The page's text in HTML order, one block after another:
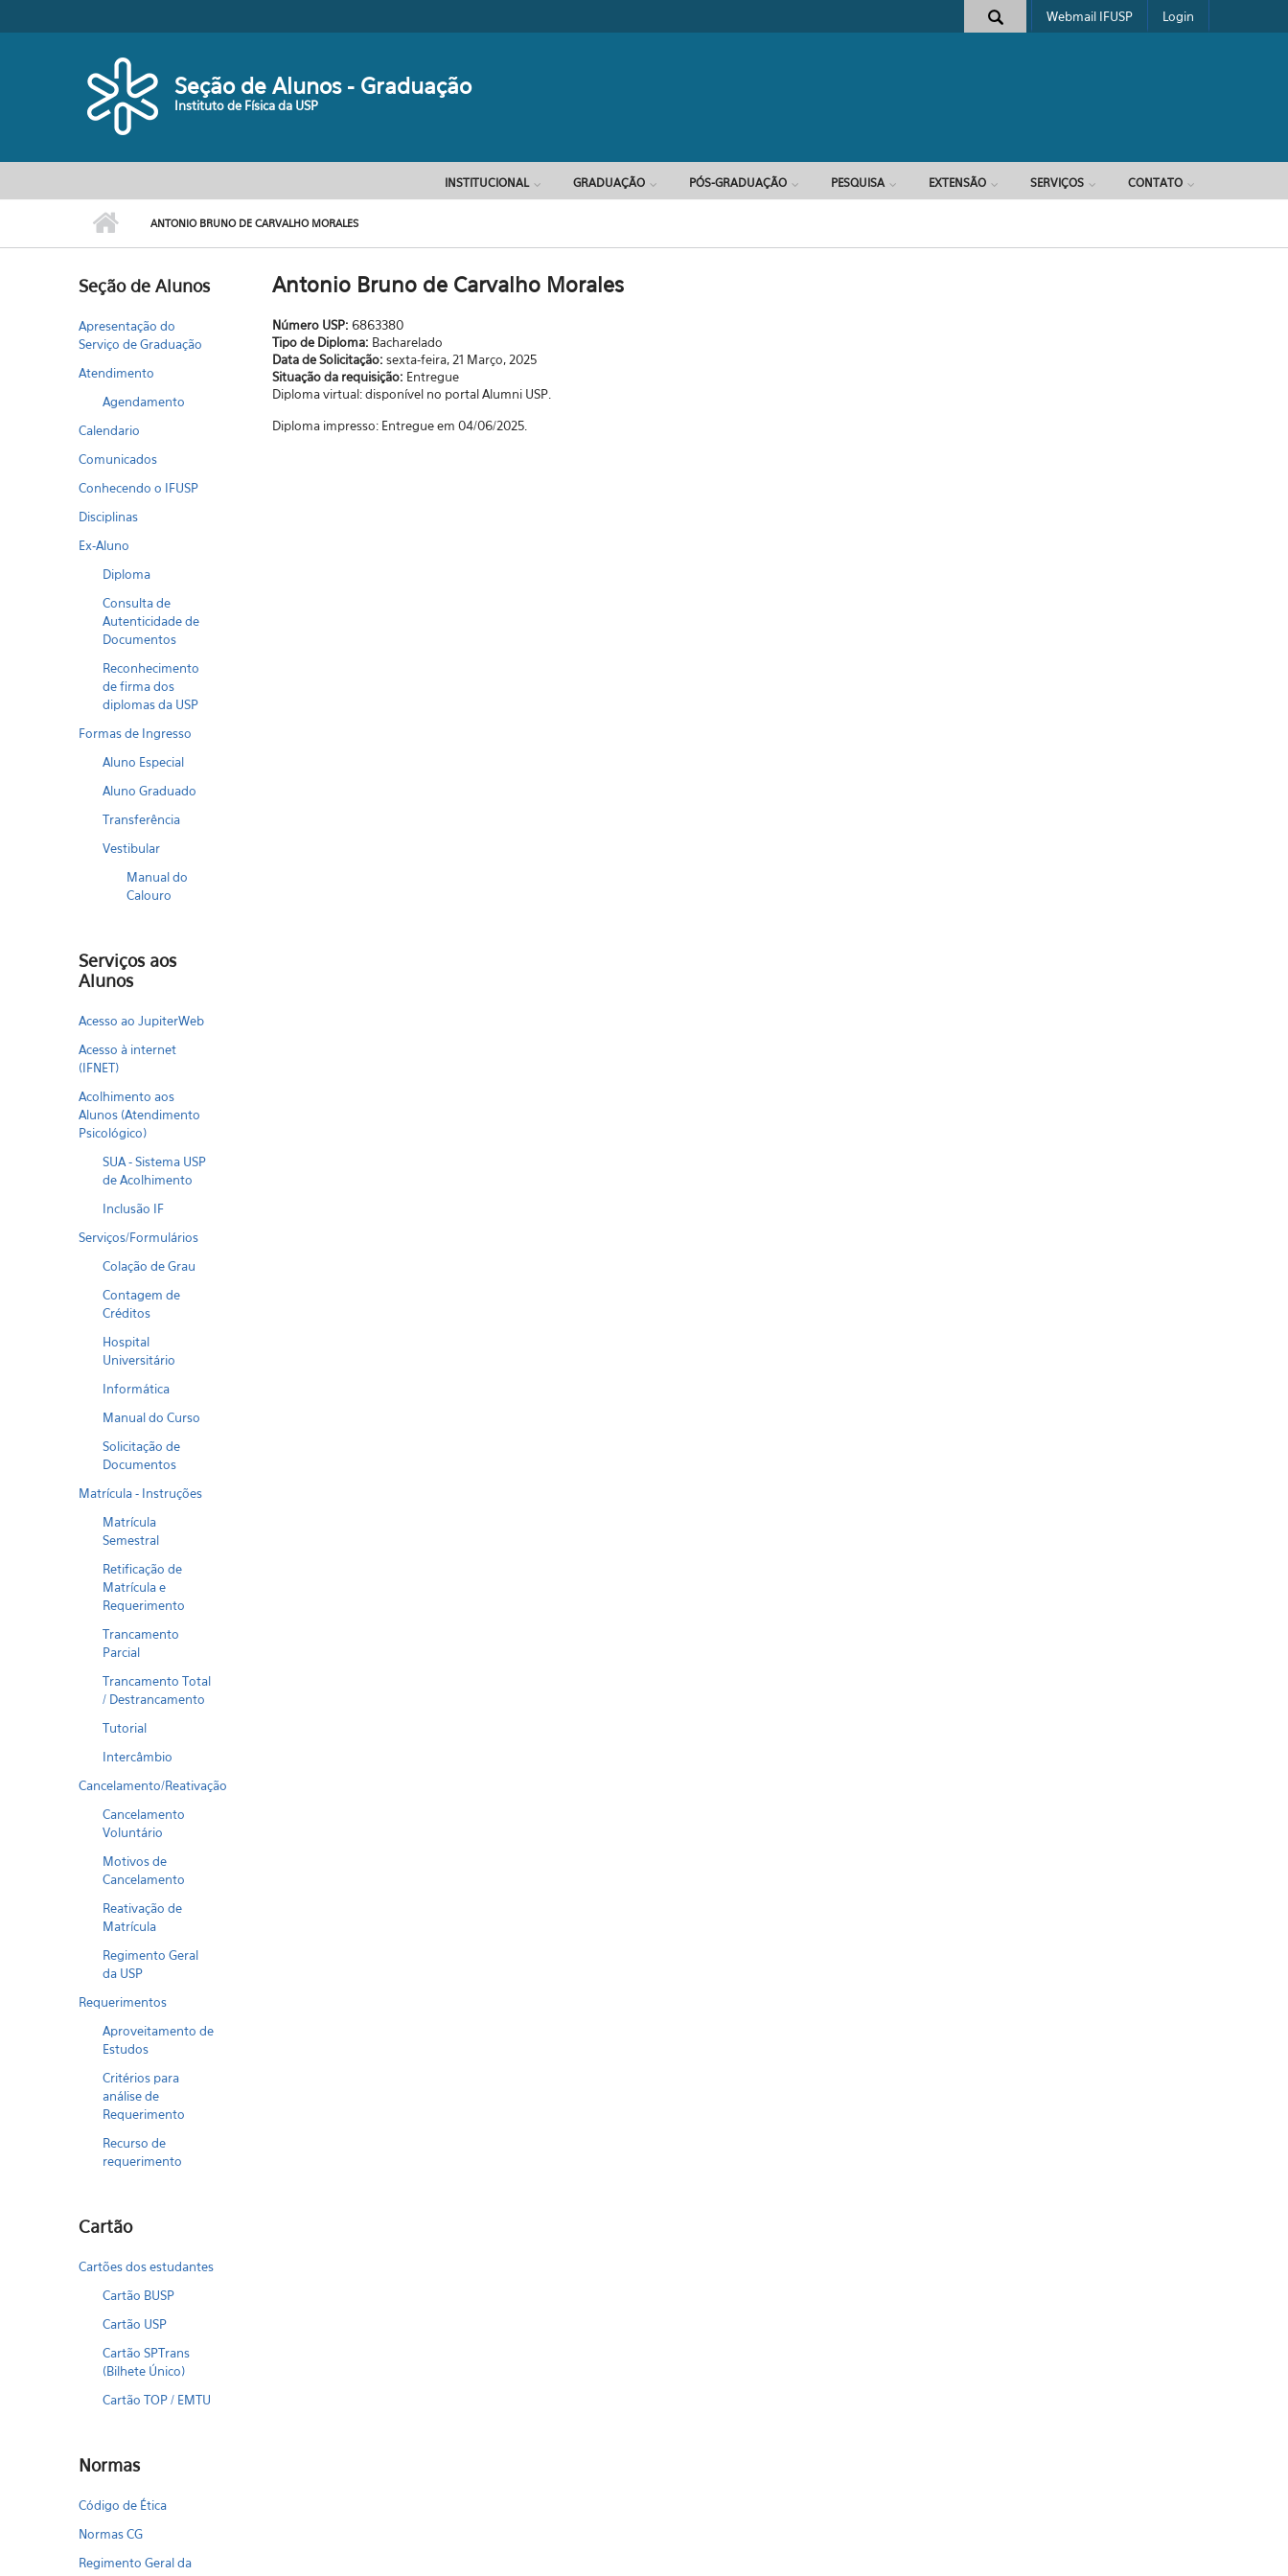
Formulário de busca
Webmail IFUSP Login
Seção de Alunos - Graduação
Instituto de Física da USP
INSTITUCIONAL GRADUAÇÃO PÓS-GRADUAÇÃO PESQUISA EXTENSÃO SERVIÇOS CONTATO
ANTONIO BRUNO DE CARVALHO MORALES
Seção de Alunos
Apresentação do
Serviço de Graduação
Atendimento
Agendamento
Calendario
Comunicados
Conhecendo o IFUSP
Disciplinas
Ex-Aluno
Diploma
Consulta de
Autenticidade de
Documentos
Reconhecimento
de firma dos
diplomas da USP
Formas de Ingresso
Aluno Especial
Aluno Graduado
Transferência
Vestibular
Manual do
Calouro
Serviços aos
Alunos
Acesso ao JupiterWeb
Acesso à internet
(IFNET)
Acolhimento aos
Alunos (Atendimento
Psicológico)
SUA - Sistema USP
de Acolhimento
Inclusão IF
Serviços/Formulários
Colação de Grau
Contagem de
Créditos
Hospital
Universitário
Informática
Manual do Curso
Solicitação de
Documentos
Matrícula - Instruções
Matrícula
Semestral
Retificação de
Matrícula e
Requerimento
Trancamento
Parcial
Trancamento Total
/ Destrancamento
Tutorial
Intercâmbio
Cancelamento/Reativação
Cancelamento
Voluntário
Motivos de
Cancelamento
Reativação de
Matrícula
Regimento Geral
da USP
Requerimentos
Aproveitamento de
Estudos
Critérios para
análise de
Requerimento
Recurso de
requerimento
Cartão
Cartões dos estudantes
Cartão BUSP
Cartão USP
Cartão SPTrans
(Bilhete Único)
Cartão TOP / EMTU
Normas
Código de Ética
Normas CG
Regimento Geral da
Antonio Bruno de Carvalho Morales
Número USP: 6863380
Tipo de Diploma: Bacharelado
Data de Solicitação: sexta-feira, 21 Março, 2025
Situação da requisição: Entregue
Diploma virtual: disponível no portal Alumni USP.
Diploma impresso: Entregue em 04/06/2025.